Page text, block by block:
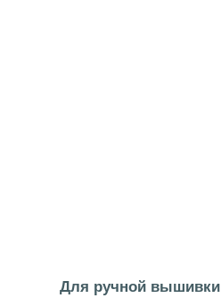
Для ручной вышивки